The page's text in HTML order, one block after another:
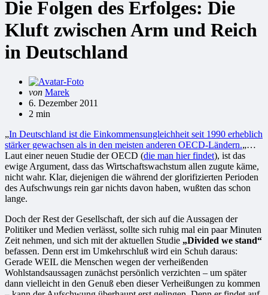
Die Folgen des Erfolges: Die
Kluft zwischen Arm und Reich
in Deutschland
Gepostet
von
von Marek
6. Dezember 2011
2 min
„In Deutschland ist die Einkommensungleichheit seit 1990 erheblich
stärker gewachsen als in den meisten anderen OECD-Ländern.„…
Laut einer neuen Studie der OECD (die man hier findet), ist das
ewige Argument, dass das Wirtschaftswachstum allen zugute käme,
nicht wahr. Klar, diejenigen die während der glorifizierten Perioden
des Aufschwungs rein gar nichts davon haben, wußten das schon
lange.
Doch der Rest der Gesellschaft, der sich auf die Aussagen der
Politiker und Medien verlässt, sollte sich ruhig mal ein paar Minuten
Zeit nehmen, und sich mit der aktuellen Studie „Divided we stand“
befassen. Denn erst im Umkehrschluß wird ein Schuh daraus:
Gerade WEIL die Menschen wegen der verheißenden
Wohlstandsaussagen zunächst persönlich verzichten – um später
dann vielleicht in den Genuß eben dieser Verheißungen zu kommen